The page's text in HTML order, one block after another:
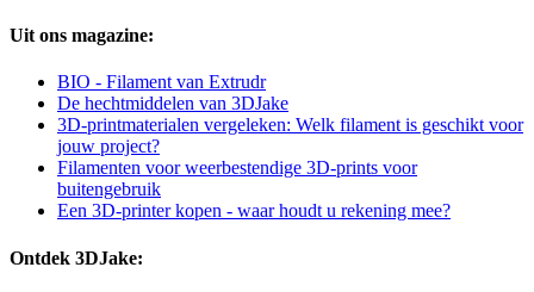
Uit ons magazine:
BIO - Filament van Extrudr
De hechtmiddelen van 3DJake
3D-printmaterialen vergeleken: Welk filament is geschikt voor
jouw project?
Filamenten voor weerbestendige 3D-prints voor
buitengebruik
Een 3D-printer kopen - waar houdt u rekening mee?
Ontdek 3DJake: